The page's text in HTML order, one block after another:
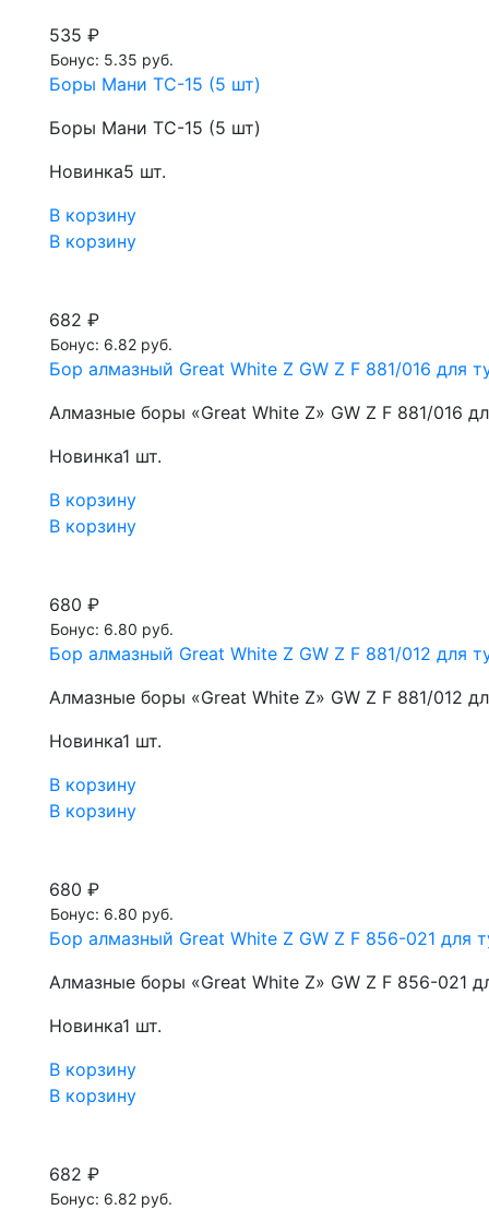
535 ₽
Бонус: 5.35 руб.
Боры Мани TC-15 (5 шт)
Боры Мани TC-15 (5 шт)
Новинка5 шт.
В корзину
В корзину
682 ₽
Бонус: 6.82 руб.
Бор алмазный Great White Z GW Z F 881/016 для
Алмазные боры «Great White Z» GW Z F 881/016
Новинка1 шт.
В корзину
В корзину
680 ₽
Бонус: 6.80 руб.
Бор алмазный Great White Z GW Z F 881/012 для
Алмазные боры «Great White Z» GW Z F 881/012
Новинка1 шт.
В корзину
В корзину
680 ₽
Бонус: 6.80 руб.
Бор алмазный Great White Z GW Z F 856-021 для
Алмазные боры «Great White Z» GW Z F 856-021
Новинка1 шт.
В корзину
В корзину
682 ₽
Бонус: 6.82 руб.